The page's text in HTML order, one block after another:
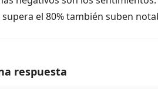
el 80% también suben
respuesta